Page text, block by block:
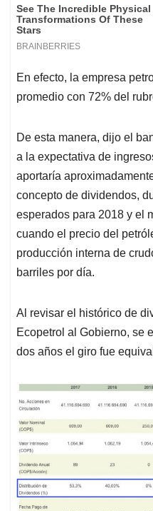
En efecto, la empresa
promedio con 72% del
De esta manera, dijo el
a la expectativa de
aportaría
concepto de dividendos,
esperados para 2018 y el
cuando el precio del
producción interna de
barriles por día.
Al revisar el histórico de
Ecopetrol al Gobierno, se
dos años el giro fue